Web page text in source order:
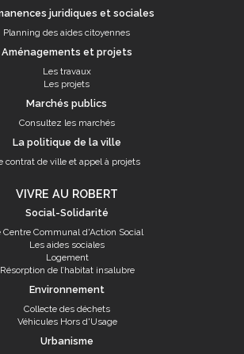
juridiques et sociales
Planning des aides citoyennes
Aménagements et projets
Les travaux
Les projets
Marchés publics
Consultez les marchés
La politique de la ville
contrat de ville et appel à projets
VIVRE AU ROBERT
Social-Solidarité
Centre Communal d'Action Social
Les aides sociales
Logement
Résorption de l’habitat insalubre
Environnement
Collecte des déchets
Véhicules Hors d'Usage
Urbanisme